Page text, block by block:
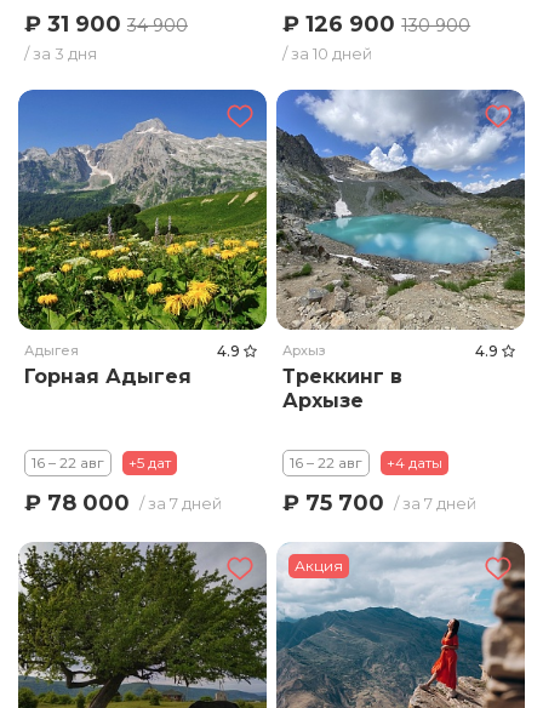
₽ 31 900 34 900
/ за 3 дня
₽ 126 900130 900
/ за 10 дней
Адыгея 4.9
Горная Адыгея
16 – 22 авг +5 дат
₽ 78 000 / за 7 дней
Архыз 4.9
Треккинг в
Архызе
16 – 22 авг +4 даты
₽ 75 700 / за 7 дней
Акция